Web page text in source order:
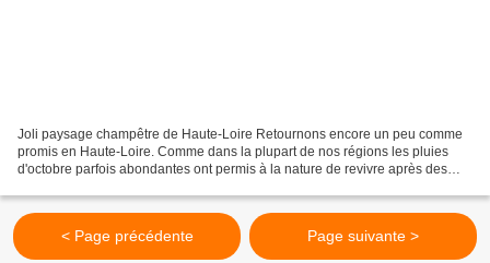
Joli paysage champêtre de Haute-Loire Retournons encore un peu comme
promis en Haute-Loire. Comme dans la plupart de nos régions les pluies
d'octobre parfois abondantes ont permis à la nature de revivre après des
< Page précédente Page suivante >